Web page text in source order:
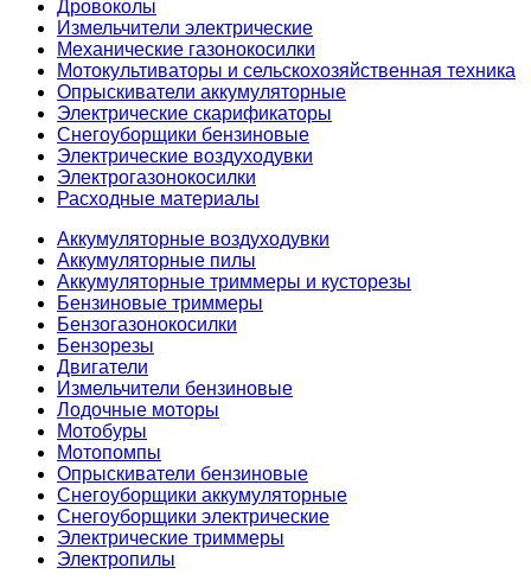
Дровоколы
Измельчители электрические
Механические газонокосилки
Мотокультиваторы и сельскохозяйственная техника
Опрыскиватели аккумуляторные
Электрические скарификаторы
Снегоуборщики бензиновые
Электрические воздуходувки
Электрогазонокосилки
Расходные материалы
Аккумуляторные воздуходувки
Аккумуляторные пилы
Аккумуляторные триммеры и кусторезы
Бензиновые триммеры
Бензогазонокосилки
Бензорезы
Двигатели
Измельчители бензиновые
Лодочные моторы
Мотобуры
Мотопомпы
Опрыскиватели бензиновые
Снегоуборщики аккумуляторные
Снегоуборщики электрические
Электрические триммеры
Электропилы